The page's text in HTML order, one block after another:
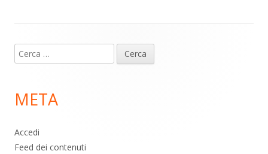
piè
pagina
Ricerca
per:
META
Accedi
Feed dei contenuti